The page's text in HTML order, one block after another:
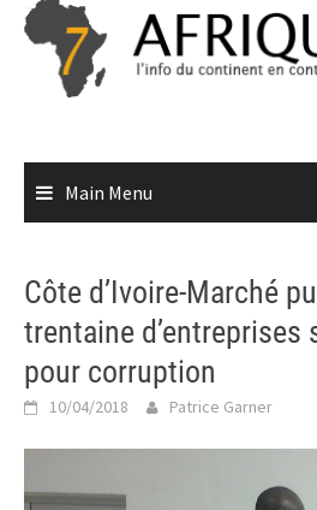
Skip
content
Main Menu
Côte d’Ivoire-Marché
trentaine d’entreprises
pour corruption
10/04/2018 Patrice Garner